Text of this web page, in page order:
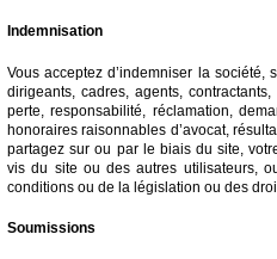
Indemnisation
Vous acceptez d’indemniser la
dirigeants, cadres, agents,
perte, responsabilité, réclamation,
honoraires raisonnables d’avocat,
partagez sur ou par le biais du site,
vis du site ou des autres utilisateurs,
conditions ou de la législation ou des
Soumissions